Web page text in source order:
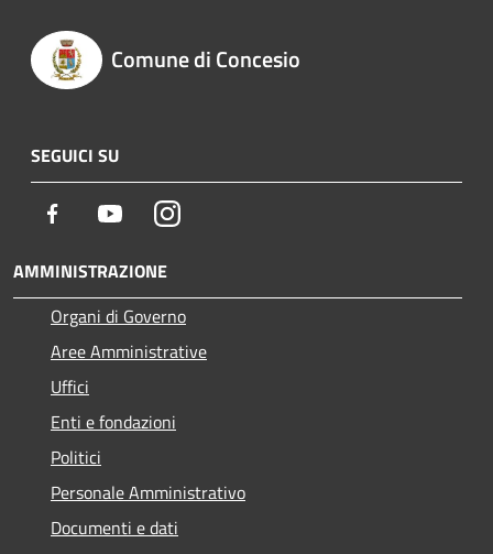
Comune di Concesio
SEGUICI SU
Facebook YoutubeInstagram
AMMINISTRAZIONE
Organi di Governo
Aree Amministrative
Uffici
Enti e fondazioni
Politici
Personale Amministrativo
Documenti e dati